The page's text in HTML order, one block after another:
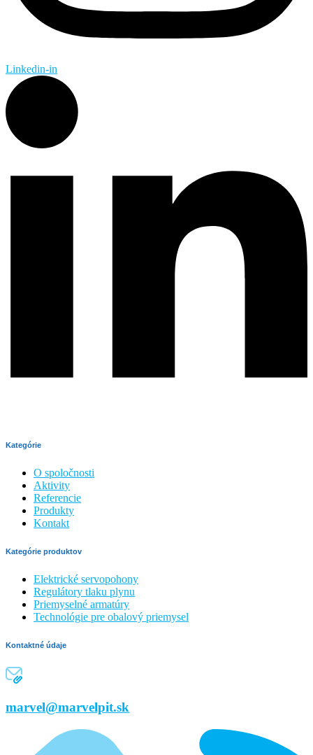
Linkedin-in
Kategórie
O spoločnosti
Aktivity
Referencie
Produkty
Kontakt
Kategórie produktov
Elektrické servopohony
Regulátory tlaku plynu
Priemyselné armatúry
Technológie pre obalový priemysel
Kontaktné údaje
marvel@marvelpit.sk